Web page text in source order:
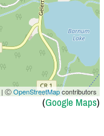
| ⒸOpenStreetMapcontributors
(Google Maps)